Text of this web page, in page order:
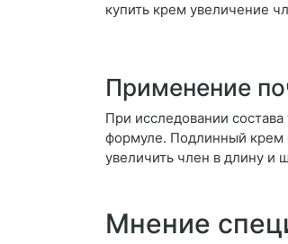
купить крем увеличение
Применение
При исследовании
формуле. Подлинный крем
увеличить член в длину и
Мнение